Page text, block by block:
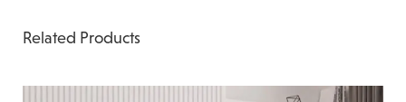
Related Products